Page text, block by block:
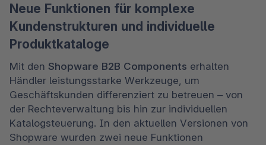
Neue Funktionen für komplexe
Kundenstrukturen und individuelle
Produktkataloge
Mit den Shopware B2B Components erhalten
Händler leistungsstarke Werkzeuge, um
Geschäftskunden differenziert zu betreuen – von
der Rechteverwaltung bis hin zur individuellen
Katalogsteuerung. In den aktuellen Versionen von
Shopware wurden zwei neue Funktionen